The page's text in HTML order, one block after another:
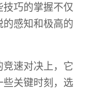
巧的掌握不仅
感知和极高的
速对决上，它
关键时刻，选